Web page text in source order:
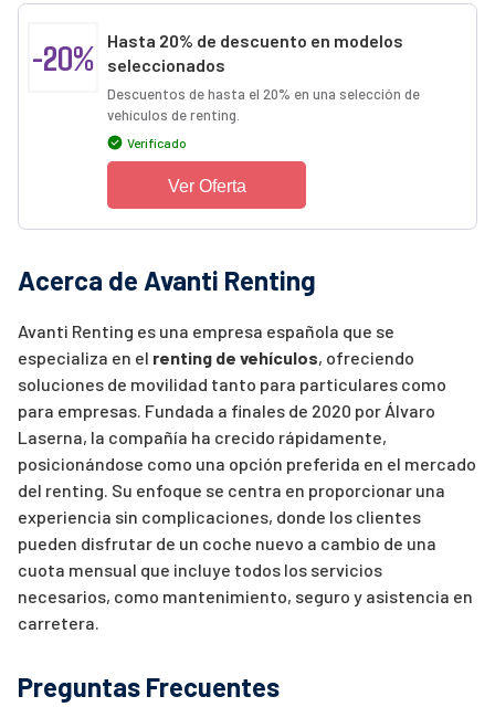
-20%
Hasta 20% de descuento en modelos
seleccionados
Descuentos de hasta el 20% en una selección de
vehículos de renting.
Verificado
Ver Oferta
Acerca de Avanti Renting
Avanti Renting es una empresa española que se
especializa en el renting de vehículos, ofreciendo
soluciones de movilidad tanto para particulares como
para empresas. Fundada a finales de 2020 por Álvaro
Laserna, la compañía ha crecido rápidamente,
posicionándose como una opción preferida en el mercado
del renting. Su enfoque se centra en proporcionar una
experiencia sin complicaciones, donde los clientes
pueden disfrutar de un coche nuevo a cambio de una
cuota mensual que incluye todos los servicios
necesarios, como mantenimiento, seguro y asistencia en
carretera.
Preguntas Frecuentes